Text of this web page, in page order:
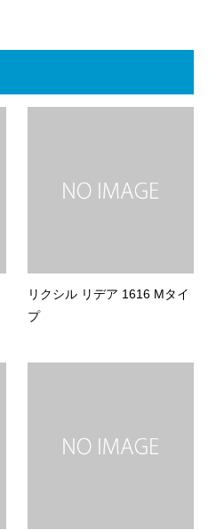
リクシル リデア 1616 Mタイ
プ